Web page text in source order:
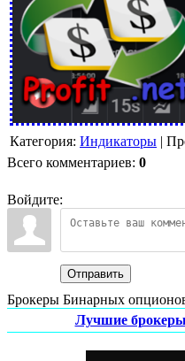
Категория: Индикаторы |
Всего комментариев: 0
Войдите:
Отправить
Брокеры Бинарных
Лучшие